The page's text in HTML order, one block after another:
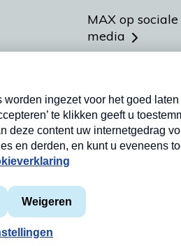
MAX op sociale
media
Meldpunt
Heel Holland
Cookieverklaring